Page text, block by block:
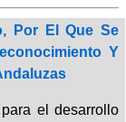
Por El Que Se
Y
el desarrollo